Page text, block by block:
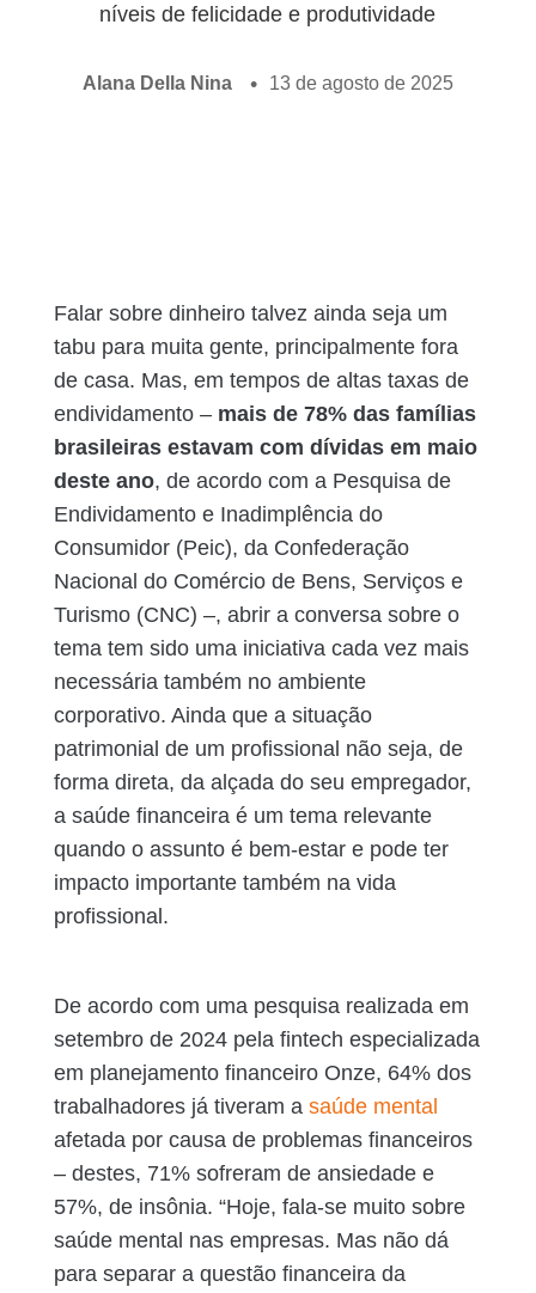
níveis de felicidade e produtividade
Alana Della Nina 13 de agosto de 2025
Falar sobre dinheiro talvez ainda seja um
tabu para muita gente, principalmente fora
de casa. Mas, em tempos de altas taxas de
endividamento – mais de 78% das famílias
brasileiras estavam com dívidas em maio
deste ano, de acordo com a Pesquisa de
Endividamento e Inadimplência do
Consumidor (Peic), da ​​Confederação
Nacional do Comércio de Bens, Serviços e
Turismo (CNC) –, abrir a conversa sobre o
tema tem sido uma iniciativa cada vez mais
necessária também no ambiente
corporativo. Ainda que a situação
patrimonial de um profissional não seja, de
forma direta, da alçada do seu empregador,
a saúde financeira é um tema relevante
quando o assunto é bem-estar e pode ter
impacto importante também na vida
profissional.
De acordo com uma pesquisa realizada em
setembro de 2024 pela fintech especializada
em planejamento financeiro Onze, 64% dos
trabalhadores já tiveram a saúde mental
afetada por causa de problemas financeiros
– destes, 71% sofreram de ansiedade e
57%, de insônia. “Hoje, fala-se muito sobre
saúde mental nas empresas. Mas não dá
para separar a questão financeira da